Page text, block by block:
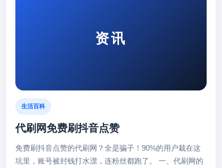
资讯
生活百科
代刷网免费刷抖音点赞
免费刷抖音点赞的代刷网？全是骗子！90%的用户栽在这
坑里，账号被封钱打水漂，连粉丝都跑了。 一、代刷网的